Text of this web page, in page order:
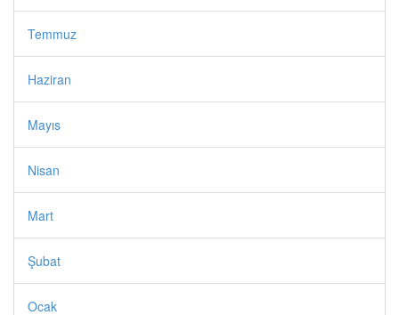
Temmuz
Haziran
Mayıs
Nisan
Mart
Şubat
Ocak